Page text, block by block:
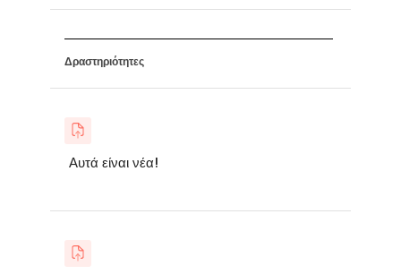
Δραστηριότητες
Αυτά είναι νέα!